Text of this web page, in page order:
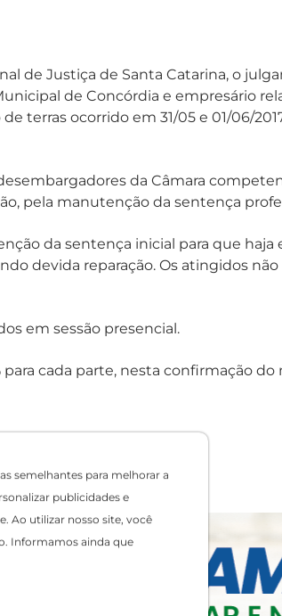
semelhantes para melhorar a
publicidades e
Ao utilizar nosso site, você
Informamos ainda que
de Justiça de Santa Catarina, o
de Concórdia e empresário
terras ocorrido em 31/05 e 01/06/
da Câmara
pela manutenção da sentença
da sentença inicial para que haja
devida reparação. Os atingidos
em sessão presencial.
cada parte, nesta confirmação